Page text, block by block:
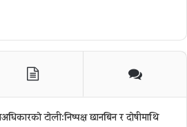
टोली:निष्पक्ष छानबिन र दोषीमाथि